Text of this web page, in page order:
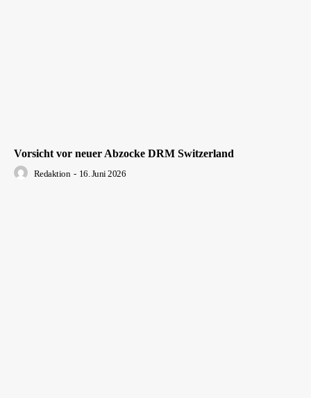
Vorsicht vor neuer Abzocke DRM Switzerland
Redaktion - 16. Juni 2026